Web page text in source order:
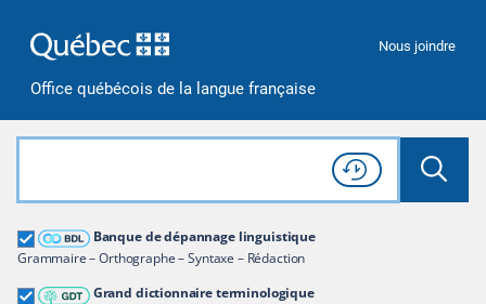
Office québécois de la langue française
Nous joindre
Rechercher dans tout le site
Lancer
Consulter l'
Historique
de recherche
Banque de dépannage linguistique
Grammaire – Orthographe – Syntaxe – Rédaction
Grand dictionnaire terminologique
Grand dictionnaire terminologique
Restreindre aux termes